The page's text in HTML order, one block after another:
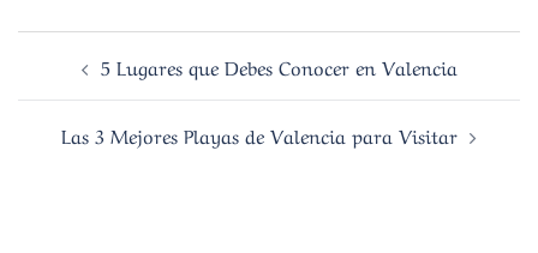
Navegación
entradas
5 Lugares que Debes Conocer en Valencia
Las 3 Mejores Playas de Valencia para Visitar